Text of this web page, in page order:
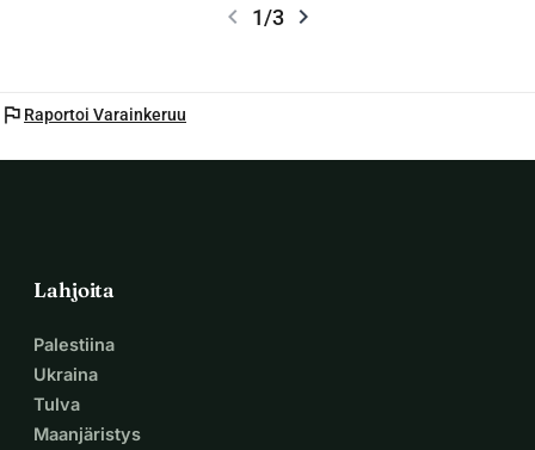
chevron_left 1/3 chevron_right
flag Raportoi Varainkeruu
Lahjoita
Palestiina
Ukraina
Tulva
Maanjäristys